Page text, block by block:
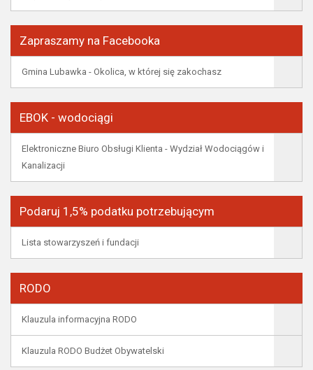
Zapraszamy na Facebooka
Gmina Lubawka - Okolica, w której się zakochasz
EBOK - wodociągi
Elektroniczne Biuro Obsługi Klienta - Wydział Wodociągów i
Kanalizacji
Podaruj 1,5% podatku potrzebującym
Lista stowarzyszeń i fundacji
RODO
Klauzula informacyjna RODO
Klauzula RODO Budżet Obywatelski